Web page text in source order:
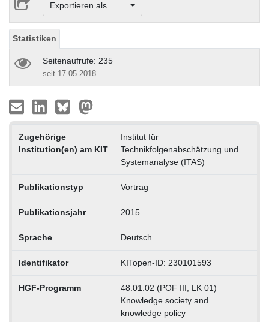
Exportieren als ...
Statistiken
Seitenaufrufe: 235
seit 17.05.2018
Zugehörige
Institution(en) am KIT
Institut für
Technikfolgenabschätzung und
Systemanalyse (ITAS)
Publikationstyp Vortrag
Publikationsjahr 2015
Sprache Deutsch
Identifikator KITopen-ID: 230101593
HGF-Programm
48.01.02 (POF III, LK 01)
Knowledge society and
knowledge policy